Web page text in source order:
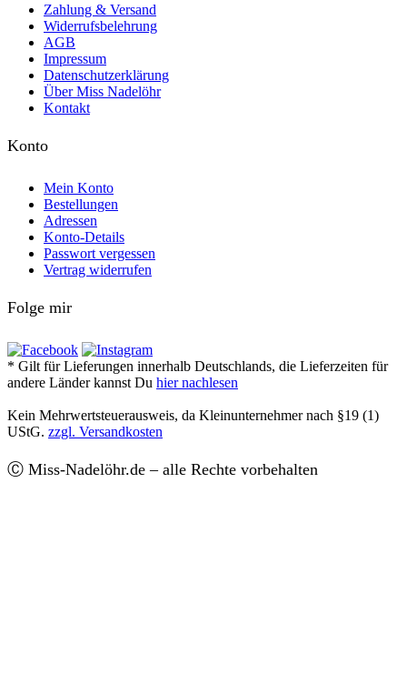
Zahlung & Versand
Widerrufsbelehrung
AGB
Impressum
Datenschutzerklärung
Über Miss Nadelöhr
Kontakt
Konto
Mein Konto
Bestellungen
Adressen
Konto-Details
Passwort vergessen
Vertrag widerrufen
Folge mir
* Gilt für Lieferungen innerhalb Deutschlands, die Lieferzeiten für
andere Länder kannst Du hier nachlesen
Kein Mehrwertsteuerausweis, da Kleinunternehmer nach §19 (1)
UStG. zzgl. Versandkosten
Ⓒ Miss-Nadelöhr.de – alle Rechte vorbehalten